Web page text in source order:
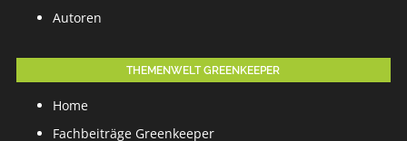
Autoren
THEMENWELT GREENKEEPER
Home
Fachbeiträge Greenkeeper